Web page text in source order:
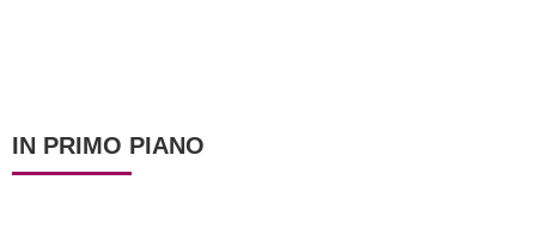
IN PRIMO PIANO